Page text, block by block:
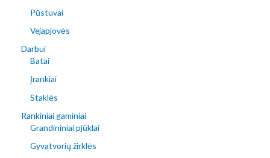
Pūstuvai
Vejapjovės
Darbui
Batai
Įrankiai
Staklės
Rankiniai gaminiai
Grandininiai pjūklai
Gyvatvorių žirklės